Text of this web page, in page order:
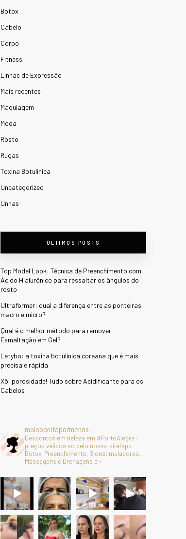
Botox
Cabelo
Corpo
Fitness
Linhas de Expressão
Mais recentes
Maquiagem
Moda
Rosto
Rugas
Toxina Botulínica
Uncategorized
Unhas
ÚLTIMOS POSTS
Top Model Look: Técnica de Preenchimento com
Ácido Hialurônico para ressaltar os ângulos do
rosto
Ultraformer: qual a diferença entre as ponteiras
macro e micro?
Qual é o melhor método para remover
Esmaltação em Gel?
Letybo: a toxina botulínica coreana que é mais
precisa e rápida
Xô, porosidade! Tudo sobre Acidificante para os
Cabelos
maisbonitapormenos
Descontos em beleza em #PortoAlegre -
preços válidos só pelo nosso site/app -
Botox, Preenchimento, Bioestimuladores,
Massagens e Drenagens e +